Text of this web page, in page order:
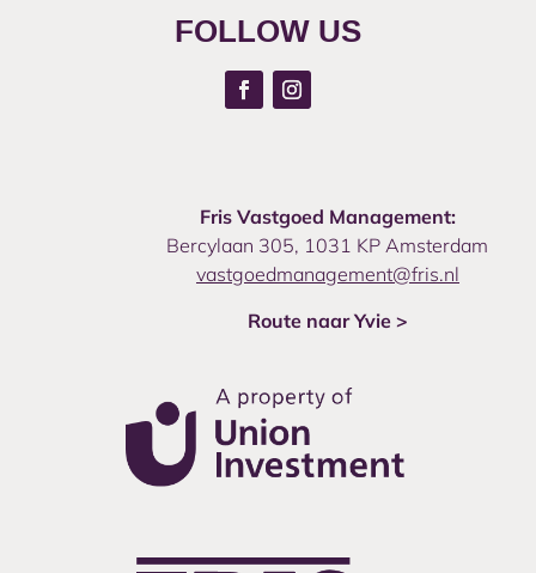
FOLLOW US
Fris Vastgoed Management:
Bercylaan 305, 1031 KP Amsterdam
vastgoedmanagement@fris.nl
Route naar Yvie >